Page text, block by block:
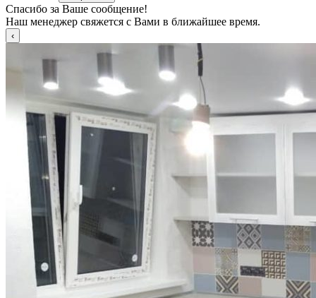
Спасибо за Ваше сообщение!
Наш менеджер свяжется с Вами в ближайшее время.